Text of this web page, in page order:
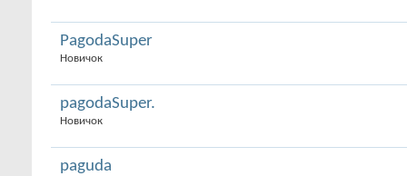
PagodaSuper
Новичок
pagodaSuper.
Новичок
paguda